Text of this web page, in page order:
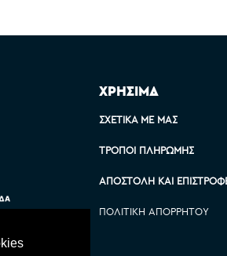
ΧΡΗΣΙΜΑ
ΣΧΕΤΙΚΆ ΜΕ ΜΑΣ
ΤΡΌΠΟΙ ΠΛΗΡΩΜΉΣ
ΑΠΟΣΤΟΛΉ ΚΑΙ
ΠΟΛΙΤΙΚΉ ΑΠΟΡΡΉΤΟΥ